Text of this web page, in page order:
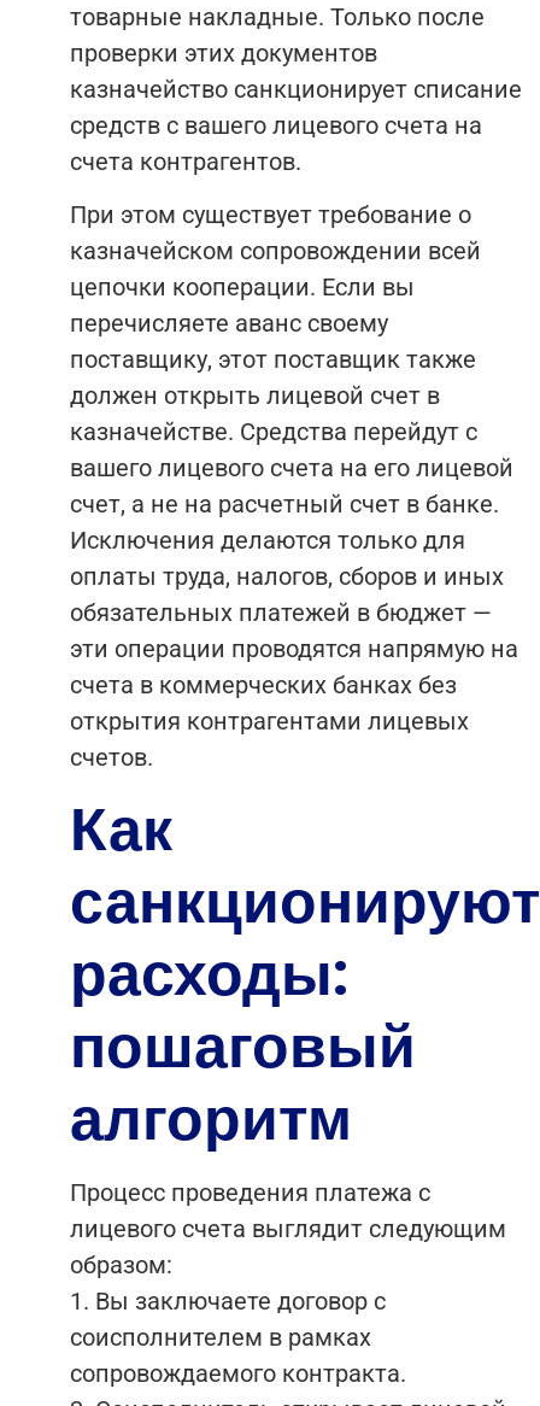
товарные накладные. Только после
проверки этих документов
казначейство санкционирует списание
средств с вашего лицевого счета на
счета контрагентов.
При этом существует требование о
казначейском сопровождении всей
цепочки кооперации. Если вы
перечисляете аванс своему
поставщику, этот поставщик также
должен открыть лицевой счет в
казначействе. Средства перейдут с
вашего лицевого счета на его лицевой
счет, а не на расчетный счет в банке.
Исключения делаются только для
оплаты труда, налогов, сборов и иных
обязательных платежей в бюджет —
эти операции проводятся напрямую на
счета в коммерческих банках без
открытия контрагентами лицевых
счетов.
Как
расходы:
пошаговый
алгоритм
Процесс проведения платежа с
лицевого счета выглядит следующим
образом:
1. Вы заключаете договор с
соисполнителем в рамках
сопровождаемого контракта.